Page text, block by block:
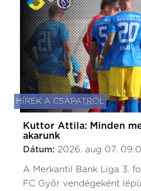
HÍREK A CSAPATRÓL
Kuttor Attila: Minden
akarunk
Dátum: 2026. aug 07.
A Merkantil Bank Liga 3.
FC Győr vendégeként